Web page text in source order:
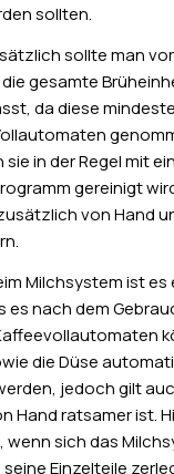
sollten.
sollte man
gesamte
da diese
in der Regel mit
gereinigt
von Hand
Milchsystem ist es
es nach dem
die Düse
jedoch gilt
Hand ratsamer ist.
wenn sich das
Einzelteile